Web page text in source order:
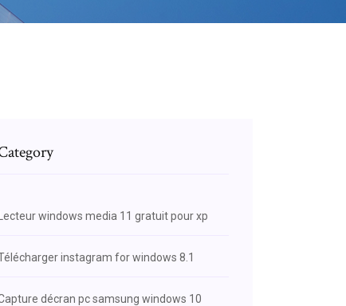
Lecteur windows media 11 gratuit pour xp
instagram for windows 8.1
décran pc samsung windows 10